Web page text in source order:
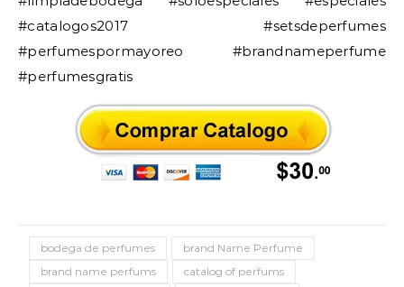
#catalogos2017 #setsdeperfumes
#perfumespormayoreo #brandnameperfume
#perfumesgratis
bodega de perfumes
brand Name Perfume
brand name perfums
catalog of perfums